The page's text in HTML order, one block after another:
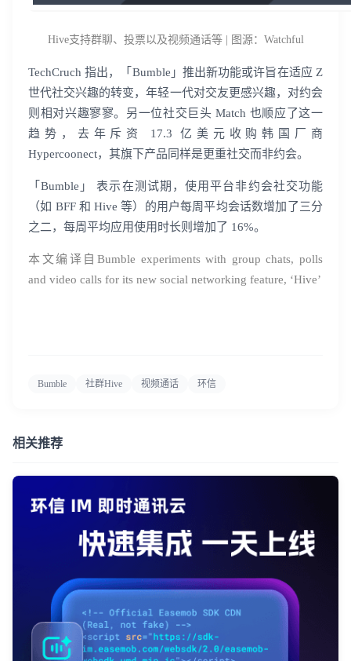
Hive支持群聊、投票以及视频通话等 | 图源：Watchful
TechCruch 指出，「Bumble」推出新功能或许旨在适应 Z
世代社交兴趣的转变，年轻一代对交友更感兴趣，对约会
则相对兴趣寥寥。另一位社交巨头 Match 也顺应了这一
趋势，去年斥资 17.3 亿美元收购韩国厂商
Hypercoonect，其旗下产品同样是更重社交而非约会。
「Bumble」 表示在测试期，使用平台非约会社交功能
（如 BFF 和 Hive 等）的用户每周平均会话数增加了三分
之二，每周平均应用使用时长则增加了 16%。
本文编译自Bumble experiments with group chats, polls
and video calls for its new social networking feature, ‘Hive’
Bumble 社群Hive 视频通话 环信
相关推荐
不了，谢谢